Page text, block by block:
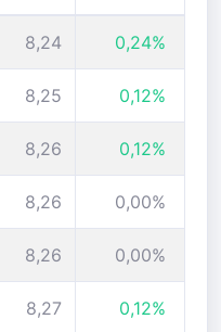
8,24 0,24%
8,25 0,12%
8,26 0,12%
8,26 0,00%
8,26 0,00%
8,27 0,12%